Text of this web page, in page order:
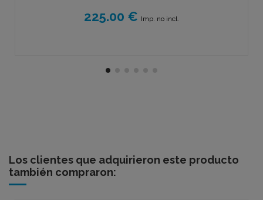
225.00 € Imp. no incl.
Los clientes que adquirieron este producto
también compraron: